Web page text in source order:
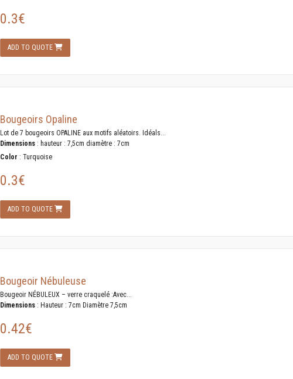
0.3€
ADD TO QUOTE
Bougeoirs Opaline
Lot de 7 bougeoirs OPALINE aux motifs aléatoirs. Idéals...
Dimensions : hauteur : 7,5cm diamètre : 7cm
Color : Turquoise
0.3€
ADD TO QUOTE
Bougeoir Nébuleuse
Bougeoir NÉBULEUX – verre craquelé :Avec...
Dimensions : Hauteur : 7cm Diamètre 7,5cm
0.42€
ADD TO QUOTE